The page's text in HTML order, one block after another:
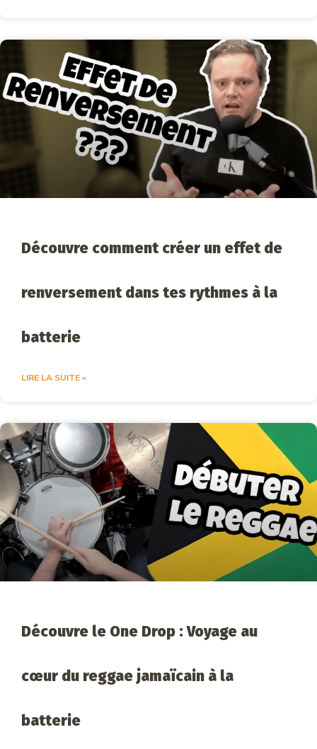
Découvre comment créer un effet de
renversement dans tes rythmes à la
batterie
LIRE LA SUITE »
Découvre le One Drop : Voyage au
cœur du reggae jamaïcain à la
batterie